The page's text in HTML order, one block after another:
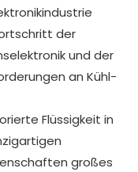
der
und der
an Kühl-
Flüssigkeit in
großes